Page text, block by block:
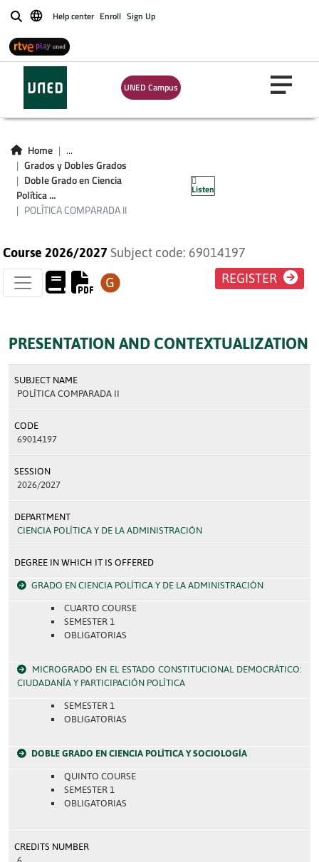
BuscarHelp center Enroll Sign Up
UNED Campus
Home
...
Grados y Dobles Grados
Doble Grado en Ciencia
Política ...
POLÍTICA COMPARADA II
Listen
POLÍTICA
COMPARADA II
Course 2026/2027 Subject code: 69014197
REGISTER
PRESENTATION AND CONTEXTUALIZATION
SUBJECT NAME
POLÍTICA COMPARADA II
CODE
69014197
SESSION
2026/2027
DEPARTMENT
CIENCIA POLÍTICA Y DE LA ADMINISTRACIÓN
DEGREE IN WHICH IT IS OFFERED
GRADO EN CIENCIA POLÍTICA Y DE LA ADMINISTRACIÓN
CUARTO COURSE
SEMESTER 1
OBLIGATORIAS
MICROGRADO EN EL ESTADO CONSTITUCIONAL DEMOCRÁTICO:
CIUDADANÍA Y PARTICIPACIÓN POLÍTICA
SEMESTER 1
OBLIGATORIAS
DOBLE GRADO EN CIENCIA POLÍTICA Y SOCIOLOGÍA
QUINTO COURSE
SEMESTER 1
OBLIGATORIAS
CREDITS NUMBER